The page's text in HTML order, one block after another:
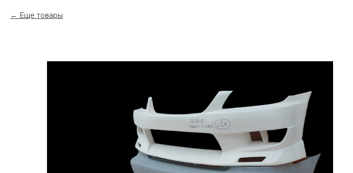
Еще товары